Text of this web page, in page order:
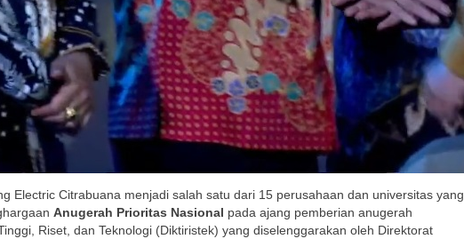
Electric Citrabuana menjadi salah satu dari 15 perusahaan dan universitas yang
Anugerah Prioritas Nasional pada ajang pemberian anugerah
Riset, dan Teknologi (Diktiristek) yang diselenggarakan oleh Direktorat